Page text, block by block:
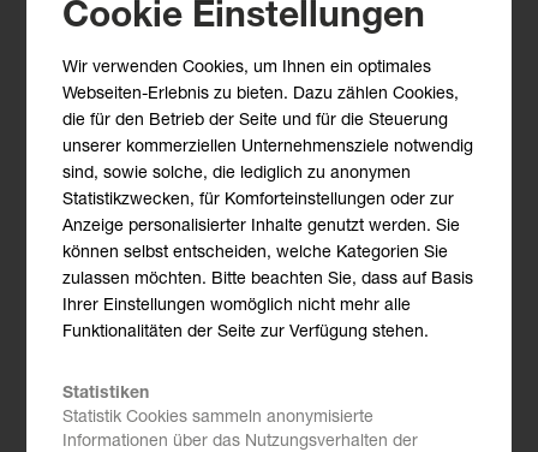
Definition von Kriterien zur Fortschrittsbewertung
Controlling von Risiko/Chancen im Projekt
Projektkoordinationsprozess
Projektfortschrittsbericht & Status
Projektauftraggeber-Meeting & Maßnahmenplanung
Gestaltung und Ablauf des Projektabschluss-
Prozesses
Analyse von Projekten, Lernen aus Projekten
Erarbeiten von Referenzwerten, Benchmarks
Abschließende Projektauftraggeber-Sitzung
Cookie Einstellungen
Wir verwenden Cookies, um Ihnen ein optimales
Webseiten-Erlebnis zu bieten. Dazu zählen Cookies,
die für den Betrieb der Seite und für die Steuerung
unserer kommerziellen Unternehmensziele notwendig
sind, sowie solche, die lediglich zu anonymen
Statistikzwecken, für Komforteinstellungen oder zur
Anzeige personalisierter Inhalte genutzt werden. Sie
können selbst entscheiden, welche Kategorien Sie
zulassen möchten. Bitte beachten Sie, dass auf Basis
Ihrer Einstellungen womöglich nicht mehr alle
Funktionalitäten der Seite zur Verfügung stehen.
Statistiken
Statistik Cookies sammeln anonymisierte
Informationen über das Nutzungsverhalten der